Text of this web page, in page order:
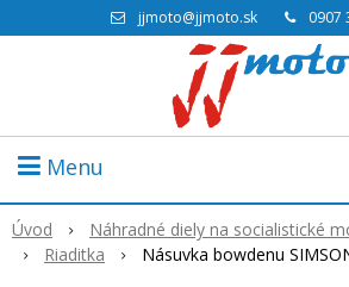
jjmoto@jjmoto.sk 0907
Menu
Úvod Náhradné diely na socialistické
Riaditka
Násuvka bowdenu